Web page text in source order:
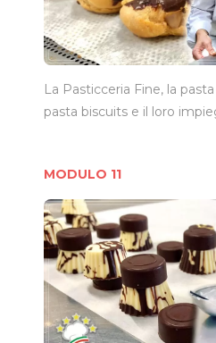
La Pasticceria Fine, la
pasta biscuits e il loro
MODULO 11